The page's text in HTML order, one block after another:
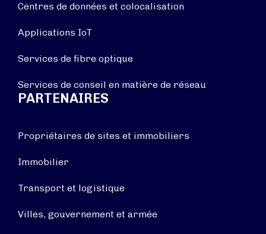
Centres de données et colocalisation
Applications IoT
Services de fibre optique
Services de conseil en matière de réseau
PARTENAIRES
Propriétaires de sites et immobiliers
Immobilier
Transport et logistique
Villes, gouvernement et armée